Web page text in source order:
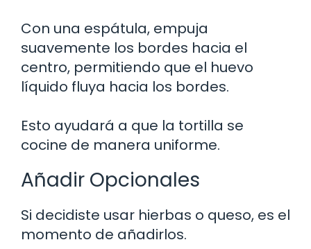
Con una espátula, empuja
suavemente los bordes hacia el
centro, permitiendo que el huevo
líquido fluya hacia los bordes.
Esto ayudará a que la tortilla se
cocine de manera uniforme.
Añadir Opcionales
Si decidiste usar hierbas o queso, es el
momento de añadirlos.